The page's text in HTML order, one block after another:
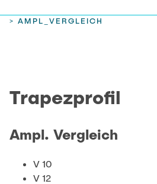
LEHRE
FORSCHUNG
JOBS
> AMPL_VERGLEICH
Trapezprofil
Ampl. Vergleich
V 10
V 12